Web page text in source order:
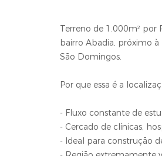
Terreno de 1.000m² por
bairro Abadia, próximo
São Domingos.
Por que essa é a
- Fluxo constante de
- Cercado de clínicas,
- Ideal para construção